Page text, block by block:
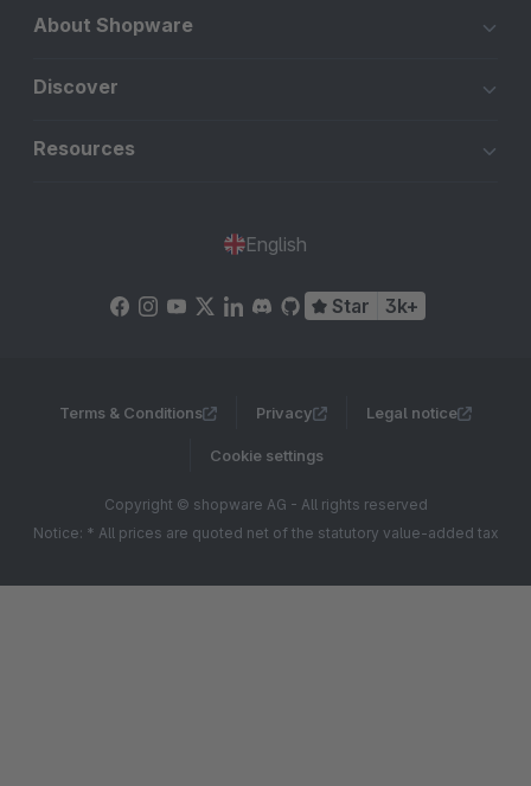
About Shopware
Discover
Resources
English
Star 3k+
Terms & Conditions Privacy Legal notice
Cookie settings
Copyright © shopware AG - All rights reserved
Notice: * All prices are quoted net of the statutory value-added tax